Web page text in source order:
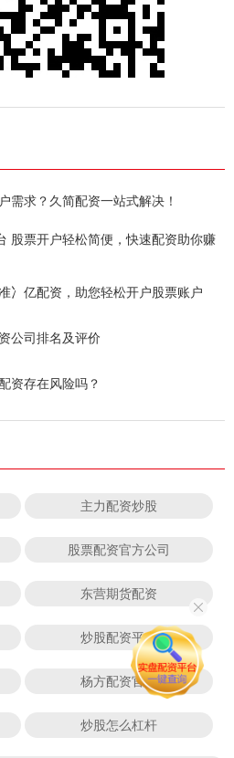
需求？久简配资一站式解决！
股票开户轻松简便，快速配资助你赚
冫亿配资，助您轻松开户股票账户
公司排名及评价
资存在风险吗？
主力配资炒股
股票配资官方公司
东营期货配资
炒股配资平台
杨方配资官网
炒股怎么杠杆